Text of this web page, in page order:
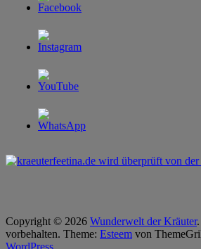
Copyright © 2026 Wunderwelt der Kräuter
vorbehalten. Theme: Esteem von